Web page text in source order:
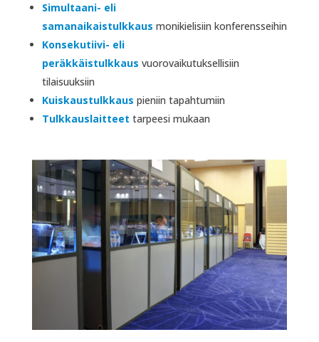
Simultaani- eli
samanaikaistulkkaus monikielisiin konferensseihin
Konsekutiivi- eli
peräkkäistulkkaus vuorovaikutuksellisiin
tilaisuuksiin
Kuiskaustulkkaus pieniin tapahtumiin
Tulkkauslaitteet tarpeesi mukaan